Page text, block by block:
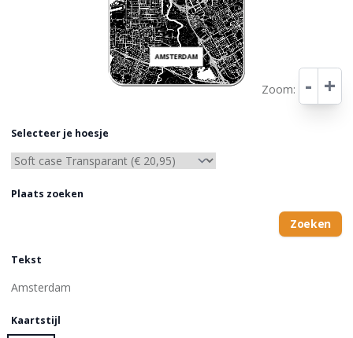
AMSTERDAM
Zoom: - +
Selecteer je hoesje
Plaats zoeken
Zoeken
Tekst
Kaartstijl